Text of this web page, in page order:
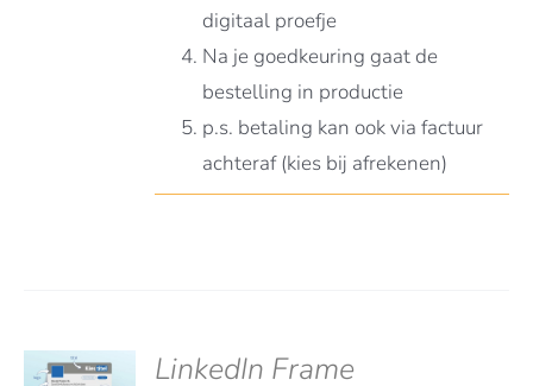
digitaal proefje
Na je goedkeuring gaat de
bestelling in productie
p.s. betaling kan ook via factuur
achteraf (kies bij afrekenen)
LinkedIn Frame